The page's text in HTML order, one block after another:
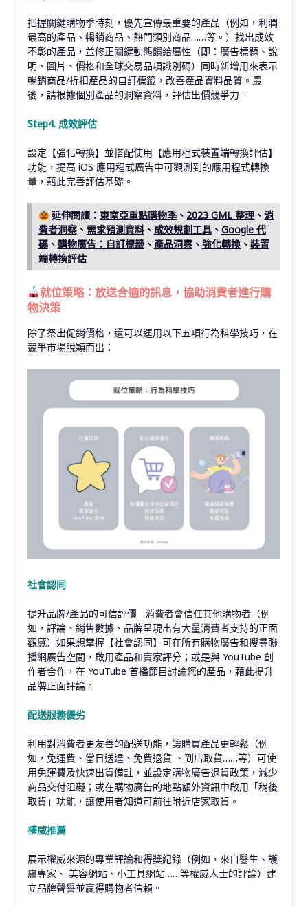
把握關鍵購物季時刻，優先宣傳最重要的產品（例如，利潤
最高的產品、暢銷商品、熱門類別商品……等。）找出成效
不彰的產品，並修正關鍵動態饋給屬性（即：廣告標題、說
明、圖片、價格和全球交易品項識別碼）同時新增用來表示
暢銷商品/折扣產品的自訂標籤，改善產品資料品質。最
後，請根據個別產品的洞察資料，評估出價競爭力。
Step4. 成效評估
設定【強化轉換】並搭配使用【應用程式裝置端轉換評估】
功能，提高 iOS 應用程式廣告中可觀測到的應用程式轉換
量，藉此完善評估基礎。
延伸閱讀： 東南亞重點購物季 、 2023 GML 整理 、消
費者洞察、 需求預測資料、 成效規劃工具、 Google 代
碼、 購物廣告：自訂標籤、 產品洞察、 強化轉換、 裝置
端轉換評估
就位策略：放送合適的訊息，協助消費者進行購
物決策
除了祭出促銷價格，還可以運用以下五項行為科學技巧，在
競爭市場脫穎而出：
社會認同
提升品牌/產品的可信評價 消費者會信任其他購物者（例
如，評論、銷售數據、品牌呈現出有大量消費者支持的正面
觀感）如果想掌握【社會認同】可在所有購物廣告和搜尋聯
播網廣告空間，啟用產品和賣家評分；或是與 YouTube 創
作者合作，在 YouTube 首播節目討論您的產品，藉此提升
品牌正面評論。
配送服務優劣
利用對消費者更友善的配送功能，讓購買產品更輕鬆（例
如，免運費、當日送達、免費退貨 、到店取貨……等）可使
用免運費及快速出貨備註，並設定購物廣告退貨政策，減少
商品交付阻礙；或在購物廣告的地點額外資訊中啟用「稍後
取貨」功能，讓使用者知道可前往附近店家取貨。
權威推薦
展示權威來源的專業評論和得獎紀錄（例如，來自醫生、護
膚專家、 美容網站、小工具網站……等權威人士的評論）建
立品牌聲譽並贏得購物者信賴。